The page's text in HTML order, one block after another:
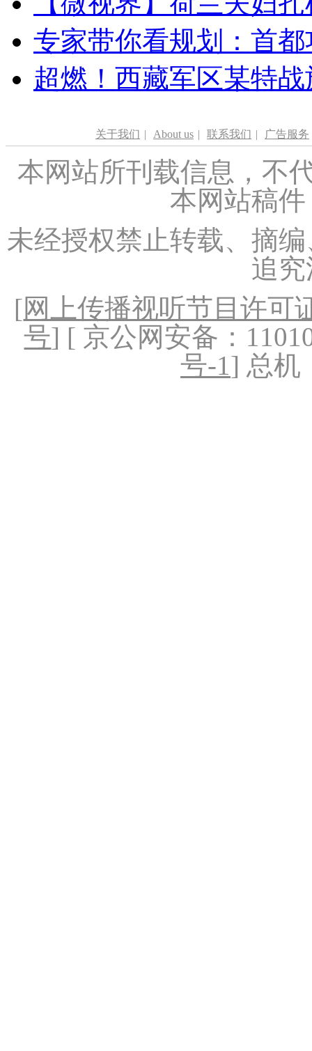
专家带你看规划：首
超燃！西藏军区某特
关于我们 | About us | 联系我们 | 广告服务
本网站所刊载信息，不
本网站稿
未经授权禁止转载、摘
追
[网上传播视听节目许可
号] [ 京公网安备：
号-1] 总机